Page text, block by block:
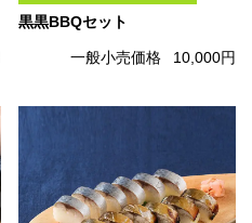
黒黒BBQセット
一般小売価格 10,000円